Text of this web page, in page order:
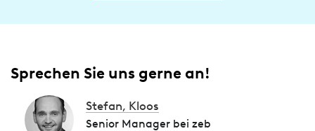
Sprechen Sie uns gerne an!
Stefan, Kloos
Senior Manager bei zeb